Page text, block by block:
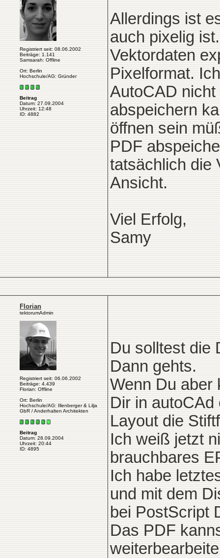
Registriert seit: 08.06.2002
Beiträge: 1.141
Samsarah: Offline
Ort: Berlin
Hochschule/AG: Gründer
Beitrag
Datum: 27.09.2004
Uhrzeit: 12:48
ID: 4882
Allerdings ist
auch pixelig
Vektordaten
Pixelformat.
AutoCAD
abspeichern
öffnen sein
PDF
tatsächlich die
Ansicht.
Viel Erfolg,
Samy
Florian
tektorumAdmin
Registriert seit: 06.06.2002
Beiträge: 4.439
Florian: Offline
Ort: Berlin
Hochschule/AG: Illenberger & Lilja
GbR / Anderhalten Architekten
Beitrag
Datum: 28.09.2004
Uhrzeit: 20:44
ID: 4895
Du solltest die
Dann gehts.
Wenn Du aber
Dir in
Layout die
Ich weiß jetzt
brauchbares
Ich habe
und mit dem
bei PostScript
Das PDF